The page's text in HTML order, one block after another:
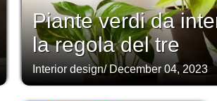
Piante verdi da
la regola del tre
Interior design/December 04, 2023